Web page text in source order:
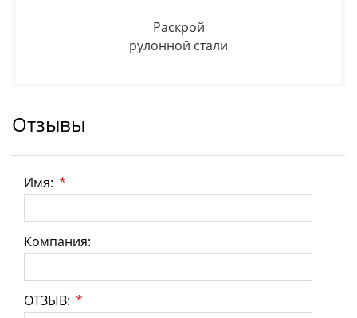
Раскрой
рулонной стали
Отзывы
Имя: *
Компания:
ОТЗЫВ: *